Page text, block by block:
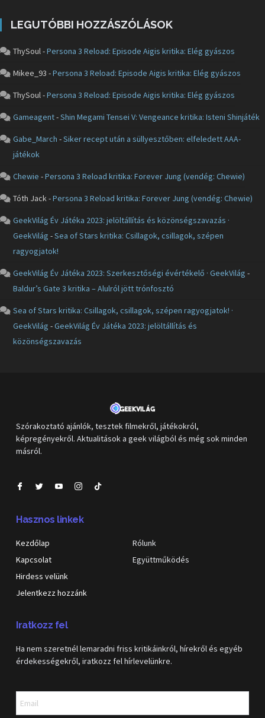
LEGUTÓBBI HOZZÁSZÓLÁSOK
ThySoul-Persona 3 Reload: Episode Aigis kritika: Elég gyászos
Mikee_93 -Persona 3 Reload: Episode Aigis kritika: Elég gyászos
ThySoul-Persona 3 Reload: Episode Aigis kritika: Elég gyászos
Gameagent-Shin Megami Tensei V: Vengeance kritika: Isteni Shinjáték
Gabe_March -Siker recept után a süllyesztőben: elfeledett AAA-
játékok
Chewie -Persona 3 Reload kritika: Forever Jung (vendég: Chewie)
Tóth Jack-Persona 3 Reload kritika: Forever Jung (vendég: Chewie)
GeekVilág Év Játéka 2023: jelöltállítás és közönségszavazás ·
GeekVilág -Sea of Stars kritika: Csillagok, csillagok, szépen
ragyogjatok!
GeekVilág Év Játéka 2023: Szerkesztőségi évértékelő · GeekVilág -
Baldur’s Gate 3 kritika – Alulról jött trónfosztó
Sea of Stars kritika: Csillagok, csillagok, szépen ragyogjatok! ·
GeekVilág -GeekVilág Év Játéka 2023: jelöltállítás és
közönségszavazás
Szórakoztató ajánlók, tesztek filmekről, játékokról,
képregényekről. Aktualitások a geek világból és még sok minden
másról.
Hasznos linkek
Kezdőlap
Kapcsolat
Hirdess velünk
Jelentkezz hozzánk
Rólunk
Együttműködés
Iratkozz fel
Ha nem szeretnél lemaradni friss kritikáinkról, hírekről és egyéb
érdekességekről, iratkozz fel hírlevelünkre.